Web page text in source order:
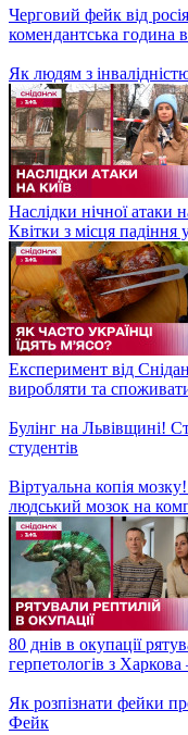
Професія кондитера: чи
У Києві протести!
Чи можливо повернути
БЕЗ ЗВʼЯЗКУ! Чому так
Організувала
домівку – історія
Балістична атака на
Путінська "пряма